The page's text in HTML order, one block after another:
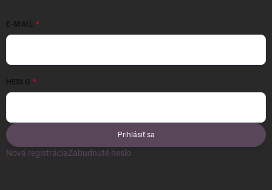
E-MAIL
HESLO
Prihlásiť sa
Nová registráciaZabudnuté heslo